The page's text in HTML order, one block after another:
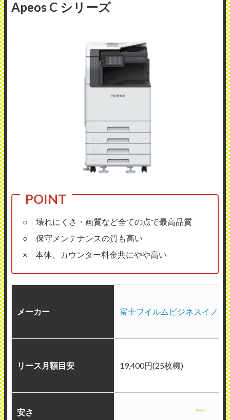
Apeos C シリーズ
○ 壊れにくさ・画質など全ての点で最高品質
○ 保守メンテナンスの質も高い
× 本体、カウンター料金共にやや高い
メーカー 富士フイルムビジネスイノベ
リース月額目安 19,400円(25枚機)
安さ